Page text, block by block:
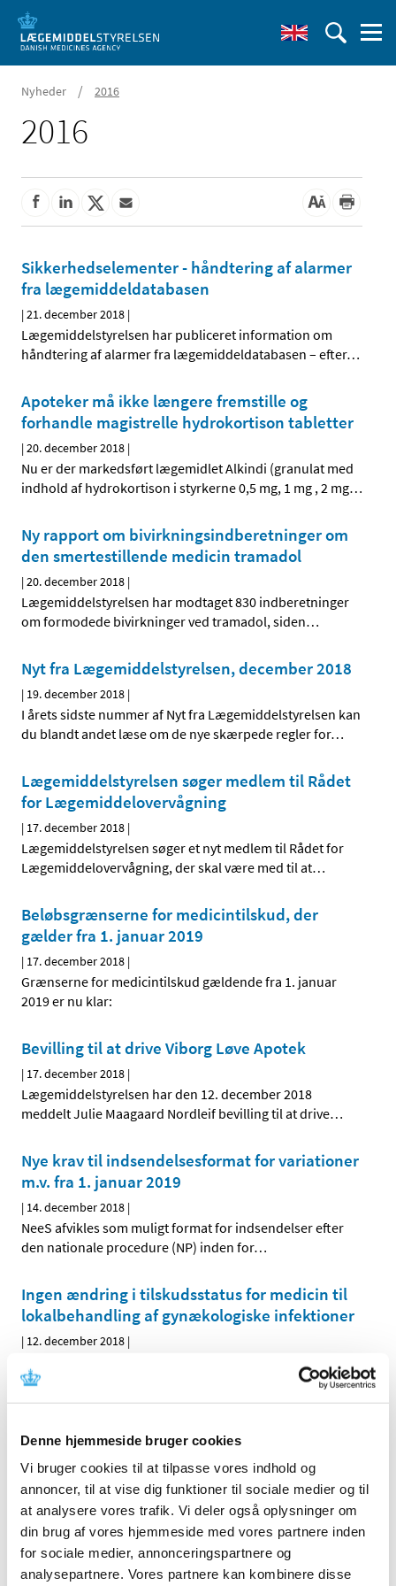
Denne hjemmeside bruger cookies
Vi bruger cookies til at tilpasse vores indhold og
annoncer, til at vise dig funktioner til sociale medier og til
at analysere vores trafik. Vi deler også oplysninger om
din brug af vores hjemmeside med vores partnere inden
for sociale medier, annonceringspartnere og
analysepartnere. Vores partnere kan kombinere disse
Nyheder / 2016
2016
Sikkerhedselementer - håndtering af alarmer
fra lægemiddeldatabasen
|21. december 2018 |
Lægemiddelstyrelsen har publiceret information om
håndtering af alarmer fra lægemiddeldatabasen – efter…
Apoteker må ikke længere fremstille og
forhandle magistrelle hydrokortison tabletter
|20. december 2018 |
Nu er der markedsført lægemidlet Alkindi (granulat med
indhold af hydrokortison i styrkerne 0,5 mg, 1 mg , 2 mg…
Ny rapport om bivirkningsindberetninger om
den smertestillende medicin tramadol
|20. december 2018 |
Lægemiddelstyrelsen har modtaget 830 indberetninger
om formodede bivirkninger ved tramadol, siden…
Nyt fra Lægemiddelstyrelsen, december 2018
| 19. december 2018 |
I årets sidste nummer af Nyt fra Lægemiddelstyrelsen kan
du blandt andet læse om de nye skærpede regler for…
Lægemiddelstyrelsen søger medlem til Rådet
for Lægemiddelovervågning
| 17. december 2018 |
Lægemiddelstyrelsen søger et nyt medlem til Rådet for
Lægemiddelovervågning, der skal være med til at…
Beløbsgrænserne for medicintilskud, der
gælder fra 1. januar 2019
| 17. december 2018 |
Grænserne for medicintilskud gældende fra 1. januar
2019 er nu klar:
Bevilling til at drive Viborg Løve Apotek
| 17. december 2018 |
Lægemiddelstyrelsen har den 12. december 2018
meddelt Julie Maagaard Nordleif bevilling til at drive…
Nye krav til indsendelsesformat for variationer
m.v. fra 1. januar 2019
| 14. december 2018 |
NeeS afvikles som muligt format for indsendelser efter
den nationale procedure (NP) inden for…
Ingen ændring i tilskudsstatus for medicin til
lokalbehandling af gynækologiske infektioner
| 12. december 2018 |
tilskudsstatus for medicin til lokalbehandling af…
december 2018
| 10. december 2018|
Lægemiddelstyrelsen har besluttet, at Verkazia skal have
generelt klausuleret tilskud til børn og unge med svær…
Fixopost mod grøn stær (forhøjet tryk i øjet) får